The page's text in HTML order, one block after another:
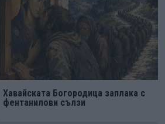
Хавайската Богородица заплака с
фентанилови сълзи